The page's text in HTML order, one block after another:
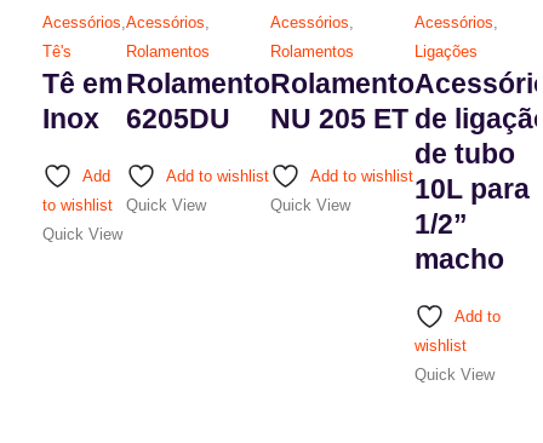
Acessórios
Tê's
Tê em
Inox
Add
to wishlist
Quick View
Acessórios
Rolamentos
Rolamento
6205DU
Add to wishlist
Quick View
Acessórios
Rolamentos
Rolamento
NU 205 ET
Add to wishlist
Quick View
Acessórios
Ligações
de
de tubo
10L para
1/2”
macho
Add to
wishlist
Quick View